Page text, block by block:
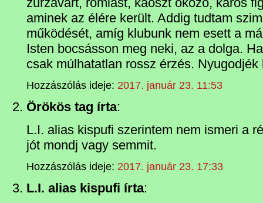
aminek az élére került. Addig tudtam
működését, amíg klubunk nem esett a
Isten bocsásson meg neki, az a dolga.
csak múlhatatlan rossz érzés. Nyugodjék
Hozzászólás ideje: 2017. január 23. 11:53
Örökös tag írta:
L.I. alias kispufi szerintem nem ismeri a
jót mondj vagy semmit.
Hozzászólás ideje: 2017. január 23. 17:33
L.I. alias kispufi írta: